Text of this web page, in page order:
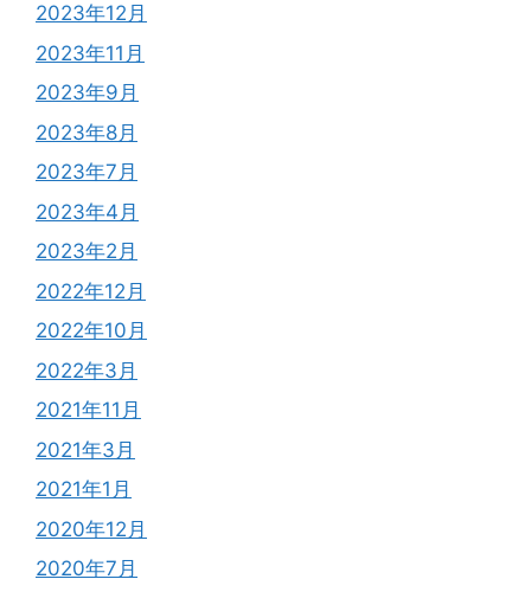
2023年12月
2023年11月
2023年9月
2023年8月
2023年7月
2023年4月
2023年2月
2022年12月
2022年10月
2022年3月
2021年11月
2021年3月
2021年1月
2020年12月
2020年7月